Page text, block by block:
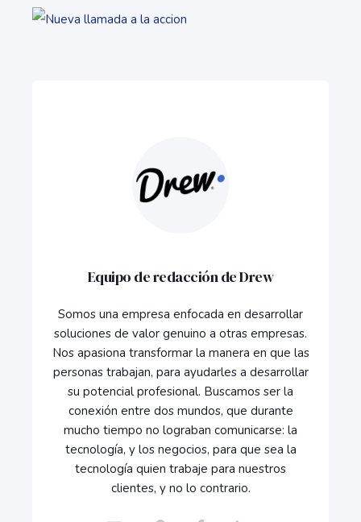
Equipo de redacción de Drew
Somos una empresa enfocada en desarrollar
soluciones de valor genuino a otras empresas.
Nos apasiona transformar la manera en que las
personas trabajan, para ayudarles a desarrollar
su potencial profesional. Buscamos ser la
conexión entre dos mundos, que durante
mucho tiempo no lograban comunicarse: la
tecnología, y los negocios, para que sea la
tecnología quien trabaje para nuestros
clientes, y no lo contrario.